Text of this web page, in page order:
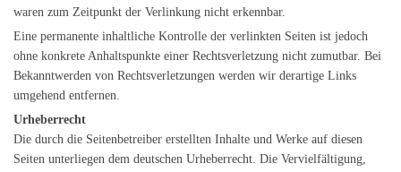
waren zum Zeitpunkt der Verlinkung nicht erkennbar.
Eine permanente inhaltliche Kontrolle der verlinkten Seiten ist jedoch
ohne konkrete Anhaltspunkte einer Rechtsverletzung nicht zumutbar. Bei
Bekanntwerden von Rechtsverletzungen werden wir derartige Links
umgehend entfernen.
Urheberrecht
Die durch die Seitenbetreiber erstellten Inhalte und Werke auf diesen
Seiten unterliegen dem deutschen Urheberrecht. Die Vervielfältigung,